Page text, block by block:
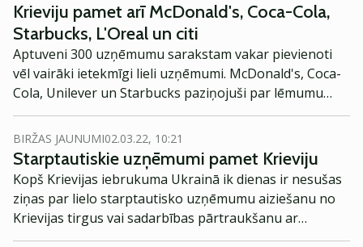
Krieviju pamet arī McDonald's, Coca-Cola,
Starbucks, L'Oreal un citi
Aptuveni 300 uzņēmumu sarakstam vakar pievienoti
vēl vairāki ietekmīgi lieli uzņēmumi. McDonald's, Coca-
Cola, Unilever un Starbucks paziņojuši par lēmumu
pamest Krievijas tirgu, raksta BBC.
BIRŽAS JAUNUMI02.03.22, 10:21
Starptautiskie uzņēmumi pamet Krieviju
Kopš Krievijas iebrukuma Ukrainā ik dienas ir nesušas
ziņas par lielo starptautisko uzņēmumu aiziešanu no
Krievijas tirgus vai sadarbības pārtraukšanu ar
Krievijas partneriem.